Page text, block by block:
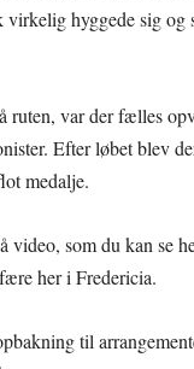
hyggede sig og
ruten, var der fælles
Efter løbet blev
medalje.
video, som du kan se
her i Fredericia.
til